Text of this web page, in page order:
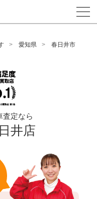
CVボタン*/
愛知県
春日井市
査定なら
井店